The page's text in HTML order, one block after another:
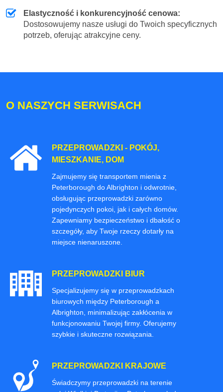
Elastyczność i konkurencyjność cenowa:
Dostosowujemy nasze usługi do Twoich specyficznych
potrzeb, oferując atrakcyjne ceny.
O NASZYCH SERWISACH
PRZEPROWADZKI - POKÓJ,
MIESZKANIE, DOM
Zajmujemy się transportem mienia z
Peterborough do Albrighton i odwrotnie,
obsługując przeprowadzki zarówno
pojedynczych pokoi, jak i całych domów.
Zapewniamy bezpieczeństwo i dbałość o
szczegóły, aby Twoje rzeczy dotarły na
miejsce nienaruszone.
PRZEPROWADZKI BIUR
Specjalizujemy się w przeprowadzkach
biurowych między Peterborough a
Albrighton, minimalizując zakłócenia w
funkcjonowaniu Twojej firmy. Oferujemy
szybkie i skuteczne rozwiązania.
PRZEPROWADZKI KRAJOWE
Świadczymy przeprowadzki na terenie